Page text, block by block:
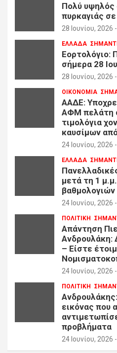
Πολύ υψηλός
πυρκαγιάς
28 Ιουνίου, 2026
ΕΛΛΑΔΑ
Εορτολόγιο:
σήμερα 28
28 Ιουνίου, 2026
ΟΙΚΟΝΟΜΙΑ
ΑΑΔΕ:
ΑΦΜ πελάτη
τιμολόγια
καυσίμων
24 Ιουνίου, 2026
ΕΛΛΑΔΑ
μετά τη 1
βαθμολογιών
24 Ιουνίου, 2026
ΠΟΛΙΤΙΚΗ
Απάντηση
Ανδρουλάκη:
– Είστε
24 Ιουνίου, 2026
ΠΟΛΙΤΙΚΗ
εικόνας που
προβλήματα
24 Ιουνίου, 2026